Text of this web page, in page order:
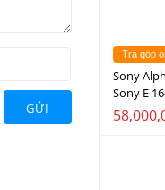
GỬI
Trả góp
Sony
Sony E